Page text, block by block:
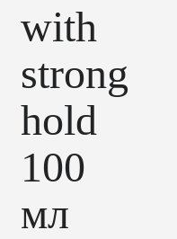
with
strong
hold
100
мл